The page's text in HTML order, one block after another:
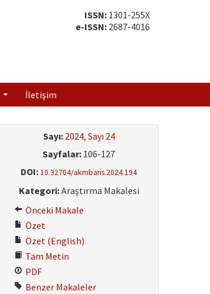
ISSN:1301-255X
e-ISSN:2687-4016
İletişim
Sayı: 2024, Sayı 24
Sayfalar: 106-127
DOI: 10.32704/akmbaris.2024.194
Kategori:Araştırma Makalesi
Önceki Makale
Özet
Özet (English)
Tam Metin
PDF
Benzer Makaleler